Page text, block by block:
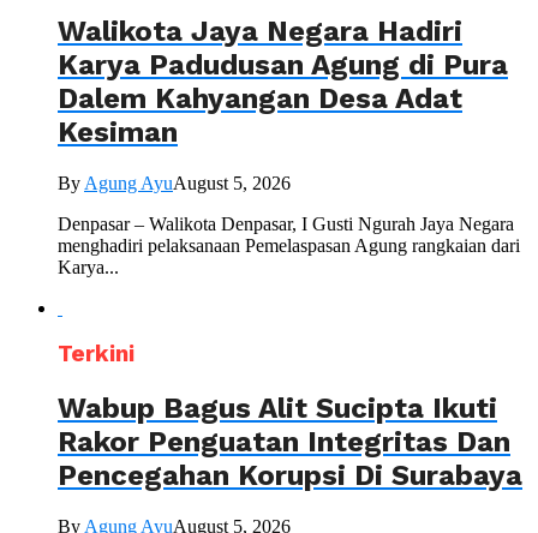
Walikota Jaya Negara Hadiri
Karya Padudusan Agung di Pura
Dalem Kahyangan Desa Adat
Kesiman
By Agung AyuAugust 5, 2026
Denpasar – Walikota Denpasar, I Gusti Ngurah Jaya Negara
menghadiri pelaksanaan Pemelaspasan Agung rangkaian dari
Karya...
Terkini
Wabup Bagus Alit Sucipta Ikuti
Rakor Penguatan Integritas Dan
Pencegahan Korupsi Di Surabaya
By Agung AyuAugust 5, 2026